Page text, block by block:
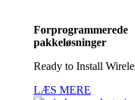
Forprogrammerede
pakkeløsninger
Ready to Install
LÆS MERE